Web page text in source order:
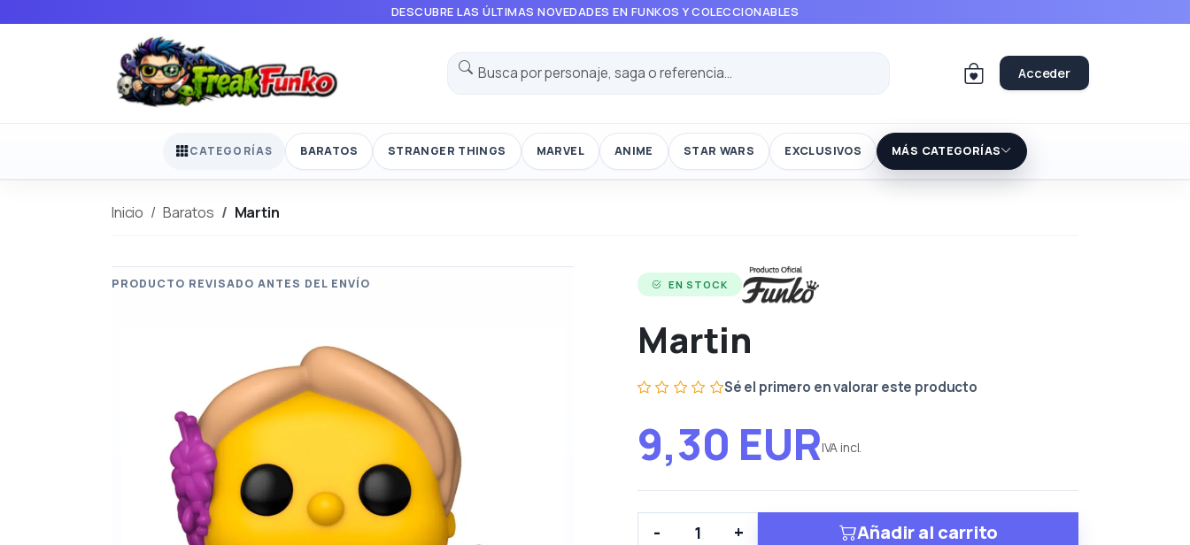
DESCUBRE LAS ÚLTIMAS NOVEDADES EN FUNKOS Y COLECCIONABLES
Acceder
CATEGORÍAS BARATOS STRANGER THINGS MARVEL ANIME STAR WARS EXCLUSIVOS MÁS CATEGORÍAS
Inicio Baratos Martin
EN STOCK
Martin
Sé el primero en valorar este producto
9,30 EURIVA incl.
- + Añadir al carrito